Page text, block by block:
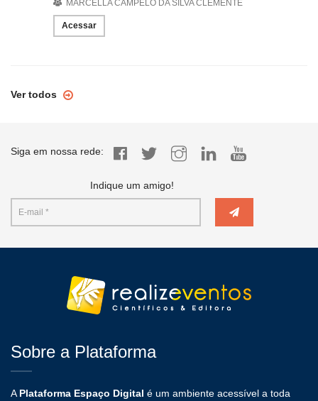
MARCELLA CAMPELO DA SILVA CLEMENTE
Acessar
Ver todos
Siga em nossa rede:
Indique um amigo!
Sobre a Plataforma
A Plataforma Espaço Digital é um ambiente acessível a toda